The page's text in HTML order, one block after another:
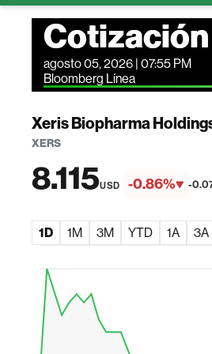
Cotización
agosto 05, 2026 | 07:55 PM
Bloomberg Línea
Xeris Biopharma
XERS
8.115USD -0.86% -
1D 1M 3M YTD 1A 3A